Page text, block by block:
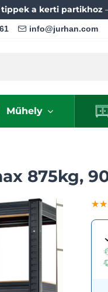
tippek a kerti partikhoz
info@jurhan.com
Műhely
875kg,